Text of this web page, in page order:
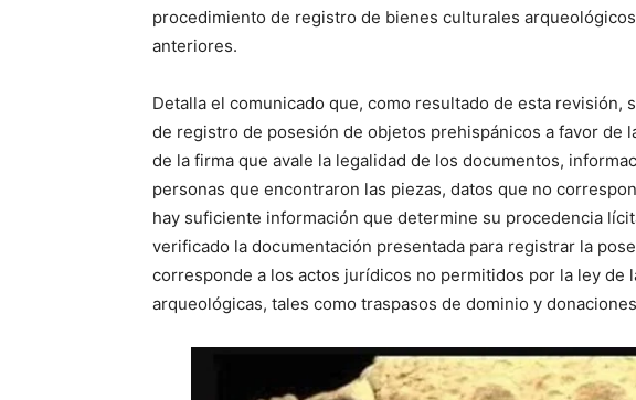
procedimiento de registro de bienes culturales
anteriores.
Detalla el comunicado que, como resultado de esta revisión,
de registro de posesión de objetos prehispánicos a favor de
de la firma que avale la legalidad de los documentos,
personas que encontraron las piezas, datos que no
hay suficiente información que determine su procedencia
verificado la documentación presentada para registrar la
corresponde a los actos jurídicos no permitidos por la ley de
arqueológicas, tales como traspasos de dominio y